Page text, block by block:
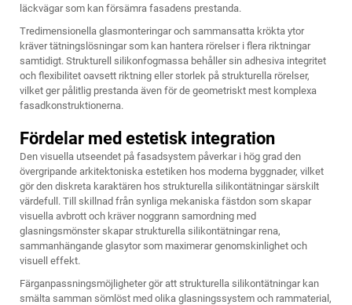
läckvägar som kan försämra fasadens prestanda.
Tredimensionella glasmonteringar och sammansatta krökta ytor
kräver tätningslösningar som kan hantera rörelser i flera riktningar
samtidigt. Strukturell silikonfogmassa behåller sin adhesiva integritet
och flexibilitet oavsett riktning eller storlek på strukturella rörelser,
vilket ger pålitlig prestanda även för de geometriskt mest komplexa
fasadkonstruktionerna.
Fördelar med estetisk integration
Den visuella utseendet på fasadsystem påverkar i hög grad den
övergripande arkitektoniska estetiken hos moderna byggnader, vilket
gör den diskreta karaktären hos strukturella silikontätningar särskilt
värdefull. Till skillnad från synliga mekaniska fästdon som skapar
visuella avbrott och kräver noggrann samordning med
glasningsmönster skapar strukturella silikontätningar rena,
sammanhängande glasytor som maximerar genomskinlighet och
visuell effekt.
Färganpassningsmöjligheter gör att strukturella silikontätningar kan
smälta samman sömlöst med olika glasningssystem och rammaterial,